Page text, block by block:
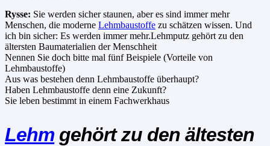
Rysse: Sie werden sicher staunen, aber es sind immer mehr
Menschen, die moderne Lehmbaustoffe zu schätzen wissen. Und
ich bin sicher: Es werden immer mehr.Lehmputz gehört zu den
ältersten Baumaterialien der Menschheit
Nennen Sie doch bitte mal fünf Beispiele (Vorteile von
Lehmbaustoffe)
Aus was bestehen denn Lehmbaustoffe überhaupt?
Haben Lehmbaustoffe denn eine Zukunft?
Sie leben bestimmt in einem Fachwerkhaus
Lehmgehört zu den ältesten